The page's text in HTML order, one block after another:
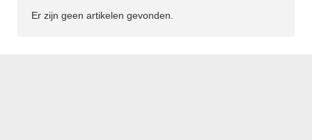
Er zijn geen artikelen gevonden.